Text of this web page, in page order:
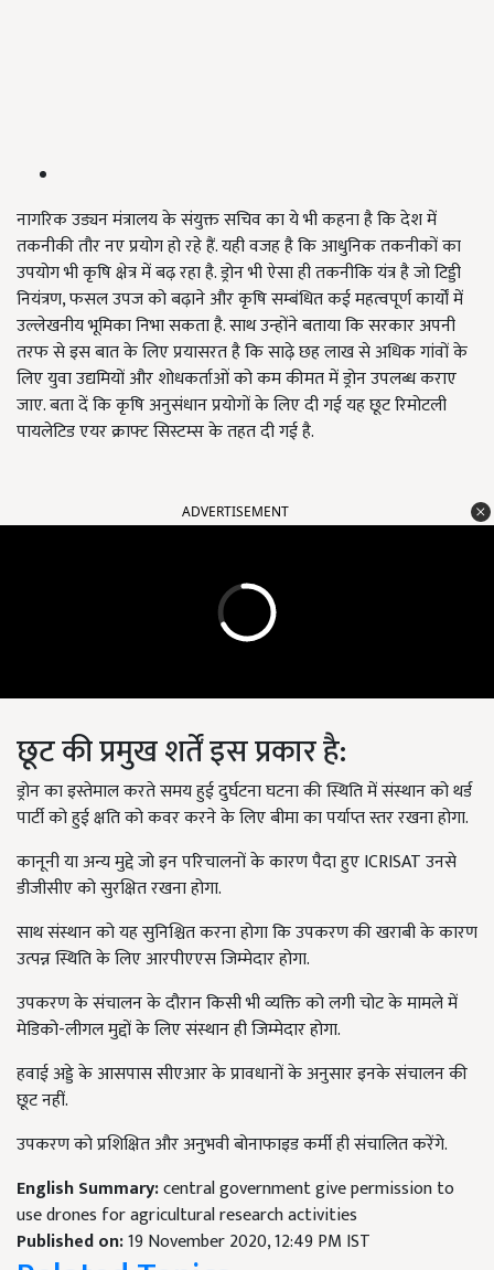
नागरिक उड्यन मंत्रालय के संयुक्त सचिव का ये भी कहना है कि देश में
तकनीकी तौर नए प्रयोग हो रहे हैं. यही वजह है कि आधुनिक तकनीकों का
उपयोग भी कृषि क्षेत्र में बढ़ रहा है. ड्रोन भी ऐसा ही तकनीकि यंत्र है जो टिड्डी
नियंत्रण, फसल उपज को बढ़ाने और कृषि सम्बंधित कई महत्वपूर्ण कार्यों में
उल्लेखनीय भूमिका निभा सकता है. साथ उन्होंने बताया कि सरकार अपनी
तरफ से इस बात के लिए प्रयासरत है कि साढ़े छह लाख से अधिक गांवों के
लिए युवा उद्यमियों और शोधकर्ताओं को कम कीमत में ड्रोन उपलब्ध कराए
जाए. बता दें कि कृषि अनुसंधान प्रयोगों के लिए दी गई यह छूट रिमोटली
पायलेटिड एयर क्राफ्ट सिस्टम्स के तहत दी गई है.
ADVERTISEMENT
छूट की प्रमुख शर्तें इस प्रकार है:
ड्रोन का इस्तेमाल करते समय हुई दुर्घटना घटना की स्थिति में संस्थान को थर्ड
पार्टी को हुई क्षति को कवर करने के लिए बीमा का पर्याप्त स्तर रखना होगा.
कानूनी या अन्य मुद्दे जो इन परिचालनों के कारण पैदा हुए ICRISATउनसे
डीजीसीए को सुरक्षित रखना होगा.
साथ संस्थान को यह सुनिश्चित करना होगा कि उपकरण की खराबी के कारण
उत्पन्न स्थिति के लिए आरपीएएस जिम्मेदार होगा.
उपकरण के संचालन के दौरान किसी भी व्यक्ति को लगी चोट के मामले में
मेडिको-लीगल मुद्दों के लिए संस्थान ही जिम्मेदार होगा.
हवाई अड्डे के आसपास सीएआर के प्रावधानों के अनुसार इनके संचालन की
छूट नहीं.
उपकरण को प्रशिक्षित और अनुभवी बोनाफाइड कर्मी ही संचालित करेंगे.
English Summary:central government give permission to
use drones for agricultural research activities
Published on:19 November 2020, 12:49 PM IST